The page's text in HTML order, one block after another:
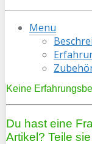
Menu
Keine
Du hast eine
Artikel? Teile